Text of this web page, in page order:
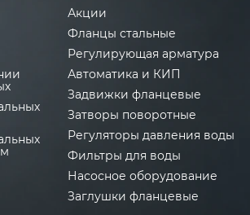
Акции
Фланцы стальные
Регулирующая арматура
Автоматика и КИП
Задвижки фланцевые
Затворы поворотные
Регуляторы давления воды
Фильтры для воды
Насосное оборудование
Заглушки фланцевые